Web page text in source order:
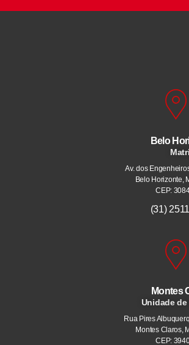
Belo
Av. dos
Belo Horizonte,
CEP:
(31)
Montes
Unidade
Rua Pires
Montes Claros,
CEP: